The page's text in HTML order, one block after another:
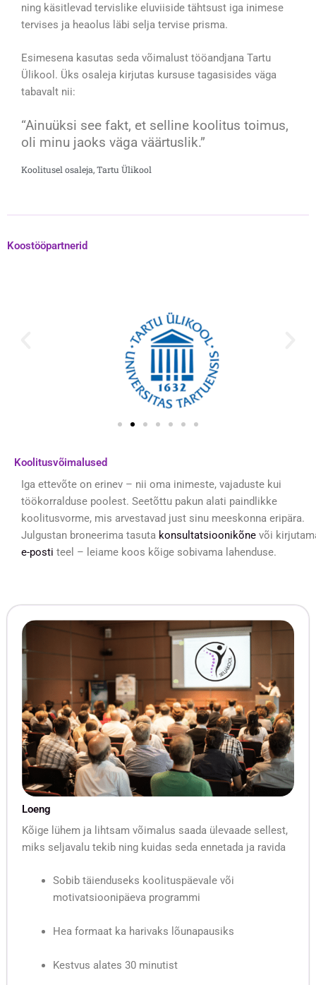
ning käsitlevad tervislike eluviiside tähtsust iga inimese
tervises ja heaolus läbi selja tervise prisma.
Esimesena kasutas seda võimalust tööandjana Tartu
Ülikool. Üks osaleja kirjutas kursuse tagasisides väga
tabavalt nii:
“Ainuüksi see fakt, et selline koolitus toimus,
oli minu jaoks väga väärtuslik.”
Koolitusel osaleja, Tartu Ülikool
Koostööpartnerid
Koolitusvõimalused
Iga ettevõte on erinev – nii oma inimeste, vajaduste kui
töökorralduse poolest. Seetõttu pakun alati paindlikke
koolitusvorme, mis arvestavad just sinu meeskonna eripära.
Julgustan broneerima tasuta konsultatsioonikõne või
e-posti teel – leiame koos kõige sobivama lahenduse.
Loeng
Kõige lühem ja lihtsam võimalus saada ülevaade sellest,
miks seljavalu tekib ning kuidas seda ennetada ja ravida
Sobib täienduseks koolituspäevale või
motivatsioonipäeva programmi
Hea formaat ka harivaks lõunapausiks
Kestvus alates 30 minutist